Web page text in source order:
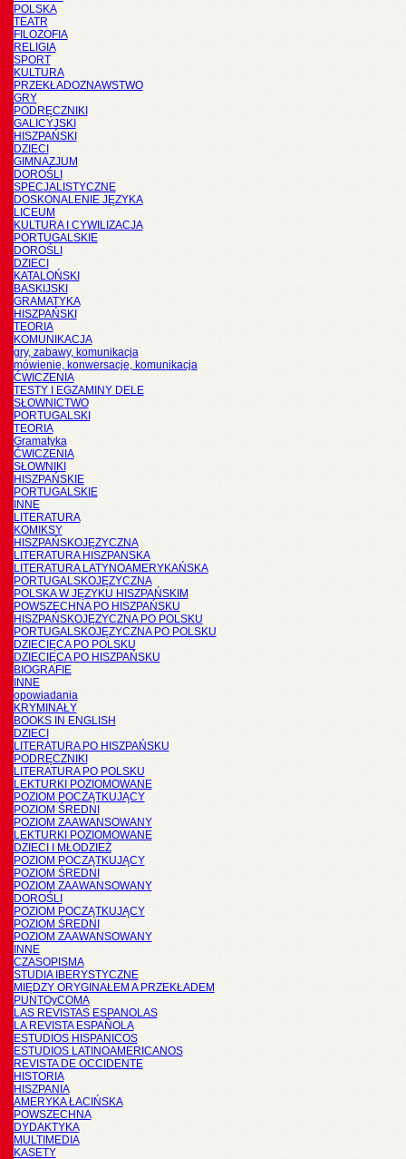
POLSKA
TEATR
FILOZOFIA
RELIGIA
SPORT
KULTURA
PRZEKŁADOZNAWSTWO
GRY
PODRĘCZNIKI
GALICYJSKI
HISZPAŃSKI
DZIECI
GIMNAZJUM
DOROŚLI
SPECJALISTYCZNE
DOSKONALENIE JĘZYKA
LICEUM
KULTURA I CYWILIZACJA
PORTUGALSKIE
DOROŚLI
DZIECI
KATALOŃSKI
BASKIJSKI
GRAMATYKA
HISZPAŃSKI
TEORIA
KOMUNIKACJA
gry, zabawy, komunikacja
mówienie, konwersacje, komunikacja
ĆWICZENIA
TESTY I EGZAMINY DELE
SŁOWNICTWO
PORTUGALSKI
TEORIA
Gramatyka
ĆWICZENIA
SŁOWNIKI
HISZPAŃSKIE
PORTUGALSKIE
INNE
LITERATURA
KOMIKSY
HISZPAŃSKOJĘZYCZNA
LITERATURA HISZPANSKA
LITERATURA LATYNOAMERYKAŃSKA
PORTUGALSKOJĘZYCZNA
POLSKA W JĘZYKU HISZPAŃSKIM
POWSZECHNA PO HISZPAŃSKU
HISZPAŃSKOJĘZYCZNA PO POLSKU
PORTUGALSKOJĘZYCZNA PO POLSKU
DZIECIĘCA PO POLSKU
DZIECIĘCA PO HISZPAŃSKU
BIOGRAFIE
INNE
opowiadania
KRYMINAŁY
BOOKS IN ENGLISH
DZIECI
LITERATURA PO HISZPAŃSKU
PODRĘCZNIKI
LITERATURA PO POLSKU
LEKTURKI POZIOMOWANE
POZIOM POCZĄTKUJĄCY
POZIOM ŚREDNI
POZIOM ZAAWANSOWANY
LEKTURKI POZIOMOWANE
DZIECI I MŁODZIEŻ
POZIOM POCZĄTKUJĄCY
POZIOM ŚREDNI
POZIOM ZAAWANSOWANY
DOROŚLI
POZIOM POCZĄTKUJĄCY
POZIOM ŚREDNI
POZIOM ZAAWANSOWANY
INNE
CZASOPISMA
STUDIA IBERYSTYCZNE
MIĘDZY ORYGINAŁEM A PRZEKŁADEM
PUNTOyCOMA
LAS REVISTAS ESPANOLAS
LA REVISTA ESPAÑOLA
ESTUDIOS HISPANICOS
ESTUDIOS LATINOAMERICANOS
REVISTA DE OCCIDENTE
HISTORIA
HISZPANIA
AMERYKA ŁACIŃSKA
POWSZECHNA
DYDAKTYKA
MULTIMEDIA
KASETY